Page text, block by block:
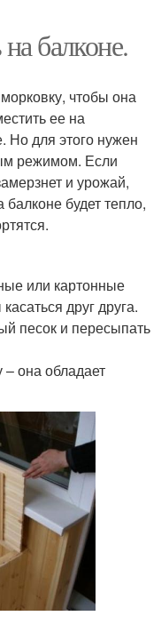
балконе.
чтобы она
ее на
Но для этого нужен
режимом. Если
и урожай,
будет тепло,
или картонные
друг друга.
песок и пересыпать
она обладает